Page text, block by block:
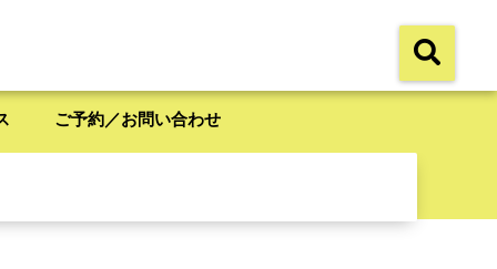
ご予約／お問い合わせ